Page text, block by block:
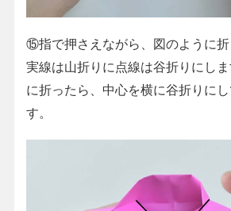
⑮指で押さえながら、図のように折
実線は山折りに点線は谷折りにし
に折ったら、中心を横に谷折りに
す。